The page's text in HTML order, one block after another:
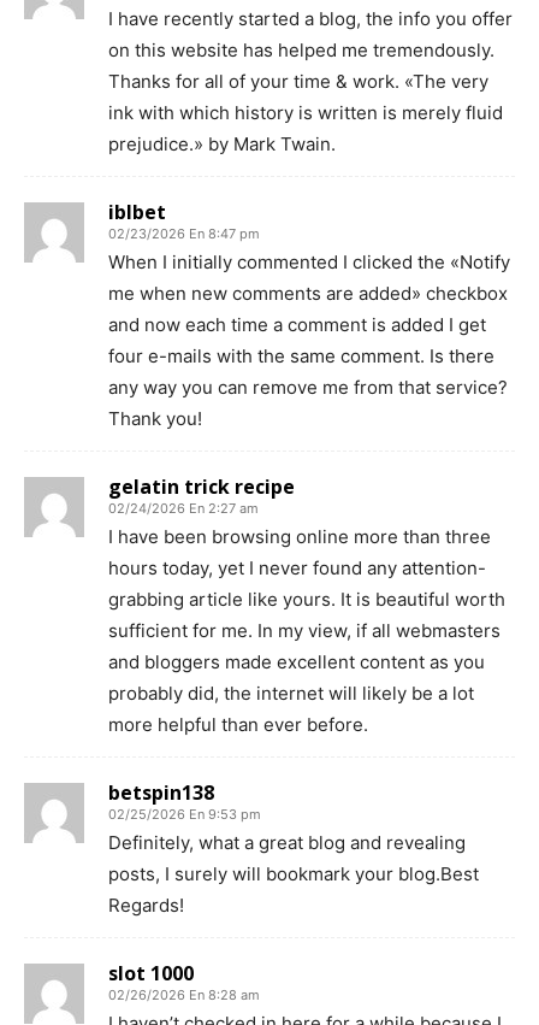
I have recently started a blog, the info you offer
on this website has helped me tremendously.
Thanks for all of your time & work. «The very
ink with which history is written is merely fluid
prejudice.» by Mark Twain.
iblbet
02/23/2026 En 8:47 pm
When I initially commented I clicked the «Notify
me when new comments are added» checkbox
and now each time a comment is added I get
four e-mails with the same comment. Is there
any way you can remove me from that service?
Thank you!
gelatin trick recipe
02/24/2026 En 2:27 am
I have been browsing online more than three
hours today, yet I never found any attention-
grabbing article like yours. It is beautiful worth
sufficient for me. In my view, if all webmasters
and bloggers made excellent content as you
probably did, the internet will likely be a lot
more helpful than ever before.
betspin138
02/25/2026 En 9:53 pm
Definitely, what a great blog and revealing
posts, I surely will bookmark your blog.Best
Regards!
slot 1000
02/26/2026 En 8:28 am